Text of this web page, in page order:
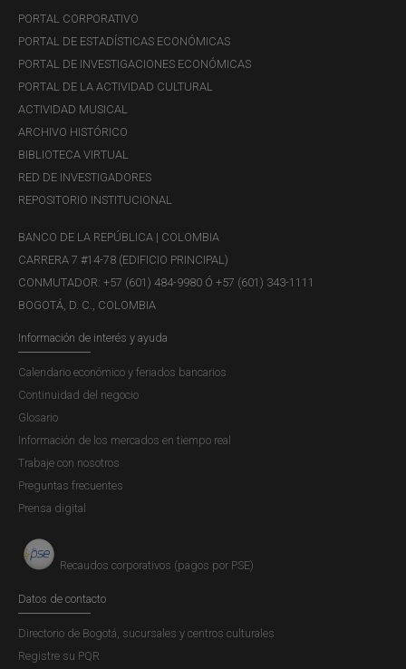
El Banco de la República se permite informar a los
interesados que ha ampliado el plazo de recepción de
ensayos de la presente edición del concurso De la banca
escolar a la banca central hasta el lunes 21 de junio de
2010.
esta información.
3 de septiembre de 2010.
PORTAL CORPORATIVO
PORTAL DE ESTADÍSTICAS ECONÓMICAS
PORTAL DE INVESTIGACIONES ECONÓMICAS
PORTAL DE LA ACTIVIDAD CULTURAL
ACTIVIDAD MUSICAL
ARCHIVO HISTÓRICO
BIBLIOTECA VIRTUAL
RED DE INVESTIGADORES
REPOSITORIO INSTITUCIONAL
BANCO DE LA REPÚBLICA | COLOMBIA
CARRERA 7 #14-78 (EDIFICIO PRINCIPAL)
CONMUTADOR: +57 (601) 484-9980 Ó +57 (601) 343-1111
BOGOTÁ, D. C., COLOMBIA
Información de interés y ayuda
Calendario económico y feriados bancarios
Continuidad del negocio
Glosario
Información de los mercados en tiempo real
Trabaje con nosotros
Preguntas frecuentes
Prensa digital
Recaudos corporativos (pagos por PSE)
Datos de contacto
Directorio de Bogotá, sucursales y centros culturales
Registre su PQR